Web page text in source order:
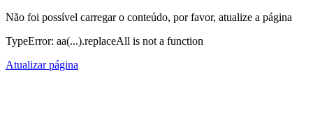
Não foi possível carregar o conteúdo, por favor, atualize a página
TypeError: aa(...).replaceAll is not a function
Atualizar página